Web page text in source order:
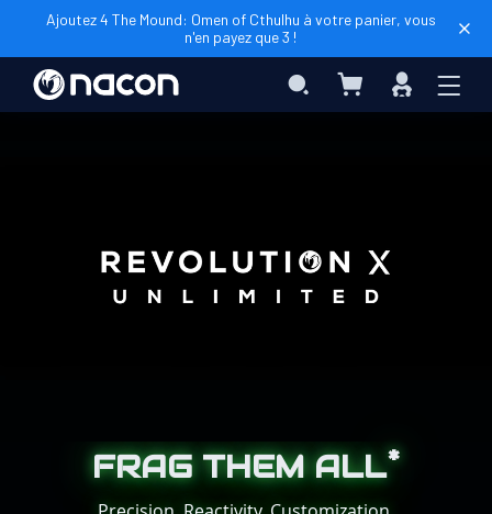
Ajoutez 4 The Mound: Omen of Cthulhu à votre panier, vous
n'en payez que 3 !
RechercherMon panierConnexion
FRAG THEM ALL*